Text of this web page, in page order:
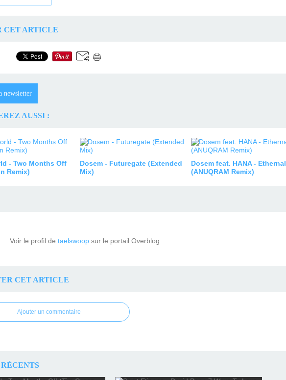
CET ARTICLE
newsletter
AUSSI :
- Two Months Off
Remix)
Dosem - Futuregate (Extended
Mix)
Dosem feat. HANA - Ethernal
(ANUQRAM Remix)
Voir le profil de taelswoop sur le portail Overblog
CET ARTICLE
Ajouter un commentaire